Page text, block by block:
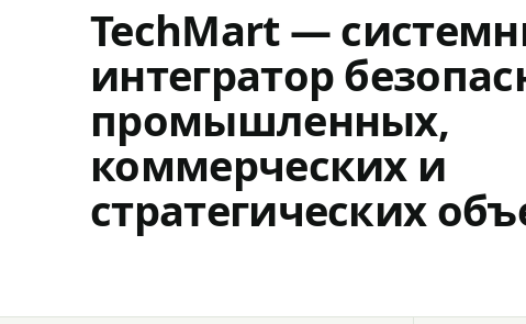
TechMart —
интегратор
промышленных,
коммерческих и
стратегических